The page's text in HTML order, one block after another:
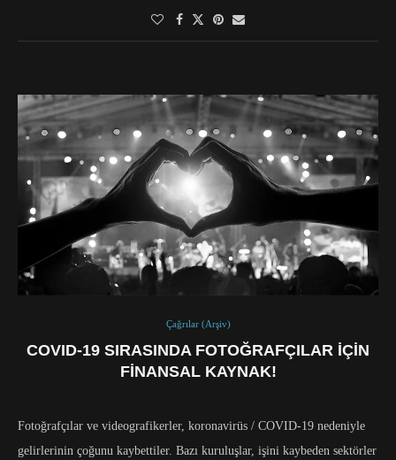
Çağrılar (Arşiv)
COVID-19 SIRASINDA FOTOĞRAFÇILAR IÇIN
FINANSAL KAYNAK!
Fotoğrafçılar ve videografikerler, koronavirüs / COVID-19 nedeniyle
gelirlerinin çoğunu kaybettiler. Bazı kuruluşlar, işini kaybeden sektörler